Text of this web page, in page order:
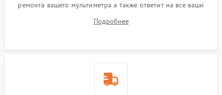
ремонта вашего мультиметра а также ответит на все ваши
Подробнее